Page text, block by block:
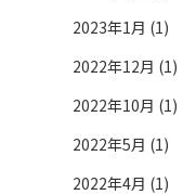
2023年1月 (1)
2022年12月 (1)
2022年10月 (1)
2022年5月 (1)
2022年4月 (1)